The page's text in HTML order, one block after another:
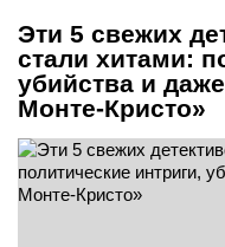
Эти 5 свежих
стали хитами:
убийства и
Монте-Кристо»